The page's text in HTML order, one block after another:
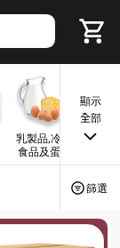
乳製品,冷凍
食品及蛋類
早餐
顯示
全部
篩選